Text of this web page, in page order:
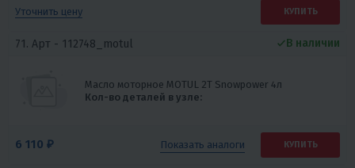
Уточнить цену КУПИТЬ
71. Арт - 112748_motul
Масло моторное MOTUL 2T Snowpower 4л
Кол-во деталей в узле:
В наличии
6 110 ₽ Показать аналоги КУПИТЬ